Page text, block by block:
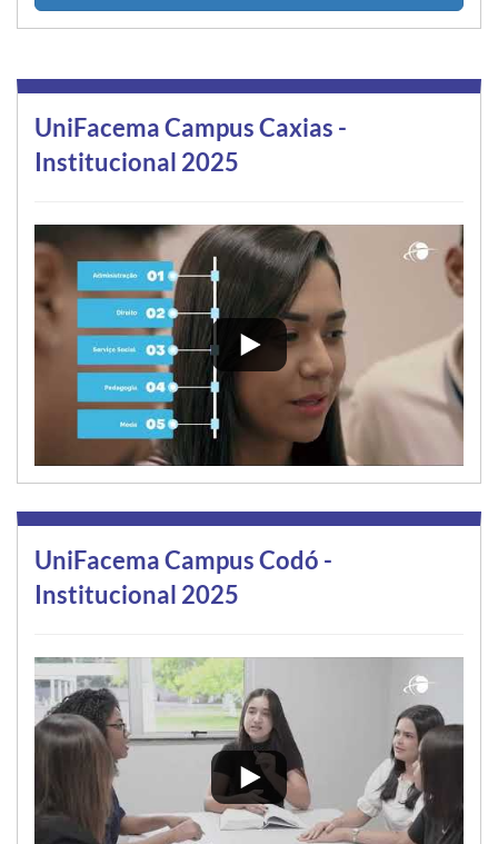
UniFacema Campus Caxias -
Institucional 2025
UniFacema Campus Codó -
Institucional 2025